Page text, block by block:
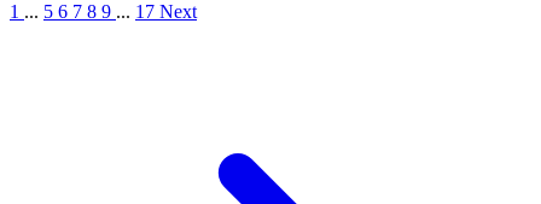
1 ... 5 6 7 8 9 ... 17 Next